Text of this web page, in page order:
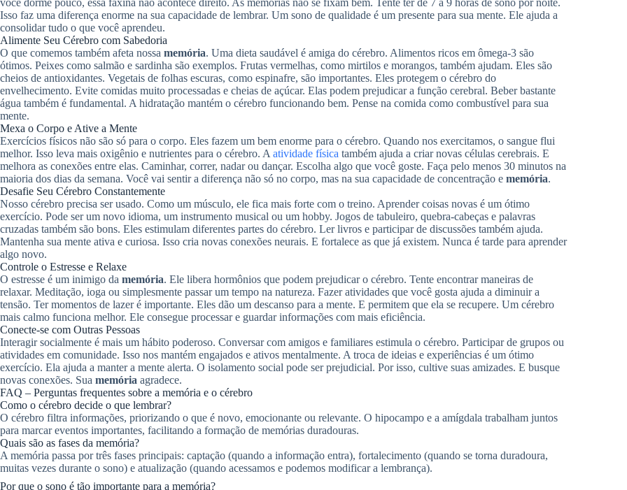
você dorme pouco, essa faxina não acontece direito. As memórias não se fixam bem. Tente ter de 7 a 9 horas de sono por noite.
Isso faz uma diferença enorme na sua capacidade de lembrar. Um sono de qualidade é um presente para sua mente. Ele ajuda a
consolidar tudo o que você aprendeu.
Alimente Seu Cérebro com Sabedoria
O que comemos também afeta nossa memória. Uma dieta saudável é amiga do cérebro. Alimentos ricos em ômega-3 são
ótimos. Peixes como salmão e sardinha são exemplos. Frutas vermelhas, como mirtilos e morangos, também ajudam. Eles são
cheios de antioxidantes. Vegetais de folhas escuras, como espinafre, são importantes. Eles protegem o cérebro do
envelhecimento. Evite comidas muito processadas e cheias de açúcar. Elas podem prejudicar a função cerebral. Beber bastante
água também é fundamental. A hidratação mantém o cérebro funcionando bem. Pense na comida como combustível para sua
mente.
Mexa o Corpo e Ative a Mente
Exercícios físicos não são só para o corpo. Eles fazem um bem enorme para o cérebro. Quando nos exercitamos, o sangue flui
melhor. Isso leva mais oxigênio e nutrientes para o cérebro. Aatividade física também ajuda a criar novas células cerebrais. E
melhora as conexões entre elas. Caminhar, correr, nadar ou dançar. Escolha algo que você goste. Faça pelo menos 30 minutos na
maioria dos dias da semana. Você vai sentir a diferença não só no corpo, mas na sua capacidade de concentração e memória.
Desafie Seu Cérebro Constantemente
Nosso cérebro precisa ser usado. Como um músculo, ele fica mais forte com o treino. Aprender coisas novas é um ótimo
exercício. Pode ser um novo idioma, um instrumento musical ou um hobby. Jogos de tabuleiro, quebra-cabeças e palavras
cruzadas também são bons. Eles estimulam diferentes partes do cérebro. Ler livros e participar de discussões também ajuda.
Mantenha sua mente ativa e curiosa. Isso cria novas conexões neurais. E fortalece as que já existem. Nunca é tarde para aprender
algo novo.
Controle o Estresse e Relaxe
O estresse é um inimigo da memória. Ele libera hormônios que podem prejudicar o cérebro. Tente encontrar maneiras de
relaxar. Meditação, ioga ou simplesmente passar um tempo na natureza. Fazer atividades que você gosta ajuda a diminuir a
tensão. Ter momentos de lazer é importante. Eles dão um descanso para a mente. E permitem que ela se recupere. Um cérebro
mais calmo funciona melhor. Ele consegue processar e guardar informações com mais eficiência.
Conecte-se com Outras Pessoas
Interagir socialmente é mais um hábito poderoso. Conversar com amigos e familiares estimula o cérebro. Participar de grupos ou
atividades em comunidade. Isso nos mantém engajados e ativos mentalmente. A troca de ideias e experiências é um ótimo
exercício. Ela ajuda a manter a mente alerta. O isolamento social pode ser prejudicial. Por isso, cultive suas amizades. E busque
novas conexões. Sua memória agradece.
FAQ – Perguntas frequentes sobre a memória e o cérebro
Como o cérebro decide o que lembrar?
O cérebro filtra informações, priorizando o que é novo, emocionante ou relevante. O hipocampo e a amígdala trabalham juntos
para marcar eventos importantes, facilitando a formação de memórias duradouras.
Quais são as fases da memória?
A memória passa por três fases principais: captação (quando a informação entra), fortalecimento (quando se torna duradoura,
muitas vezes durante o sono) e atualização (quando acessamos e podemos modificar a lembrança).
Por que o sono é tão importante para a memória?